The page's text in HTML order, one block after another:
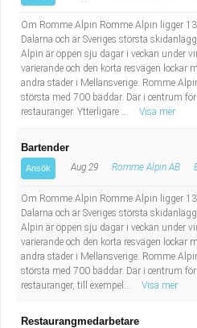
Om Romme Alpin Romme Alpin ligger
Dalarna och är Sveriges största
Alpin är öppen sju dagar i veckan under
varierande och den korta resvägen lockar
andra städer i Mellansverige. Romme
största med 700 bäddar. Där i centrum
restauranger. Ytterligare ...
Visa mer
Bartender
Ansök Aug 29 Romme Alpin AB
Om Romme Alpin Romme Alpin ligger
Dalarna och är Sveriges största
Alpin är öppen sju dagar i veckan under
varierande och den korta resvägen lockar
andra städer i Mellansverige. Romme
största med 700 bäddar. Där i centrum
restauranger, till exempel...
Visa mer
Restaurangmedarbetare